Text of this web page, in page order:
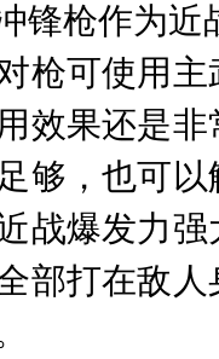
锋枪作为近
枪可使用
效果还是
够，也可
战爆发力
部打在敌